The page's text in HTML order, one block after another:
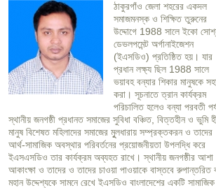
ঠাকুরগাঁও জেলা শহরের একদল
সমাজমনস্ক ও শিক্ষিত তুরুনের
উদ্দোগে 1988 সালে ইকো
ডেভলপমেন্ট অর্গানাইজেশন
(ইএসডিও) প্রতিষ্ঠিত হয়। যার
প্রধান লক্ষ্য ছিল 1988 সালে
ভয়াবহ বন্যার শিকার মানুষকে
করা। সূচনাতে ত্রান কার্যক্রম
পরিচালিত হলেও বন্যা পরবতী
স্থানীয় জনগষ্ঠী প্রধানত সমাজের সুবিধা বঞ্চিত, বিত্তহীন ও ভুমি
মানুষ বিশেষত মহিলাদের সমাজের মুূলধারায় সম্প্রক্তকরন ও তাদের
আর্থ-সামাজিক অবস্থার পরিবর্তনের প্রয়োজনীয়তা উপলদ্ধি করে
ইএসএসডিও তার কার্যক্রম অব্যহত রাখে। স্থানীয় জনগষ্ঠীর আশা
আকাংক্ষা ও তাদের ও তাদের চাওয়া পাওয়াকে বাস্তবে রুপান্তরিত
মহান উদ্দেশ্যকে সামনে রেখে ইএসডিও বাংলাদেশের একটি সামাজিক